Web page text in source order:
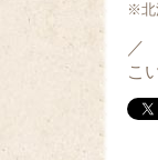
※北
／
こ